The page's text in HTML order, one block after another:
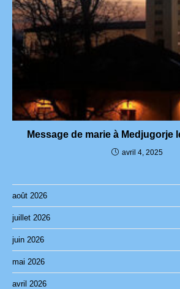
Message de marie à Medjugorje
avril 4, 2025
août 2026
juillet 2026
juin 2026
mai 2026
avril 2026